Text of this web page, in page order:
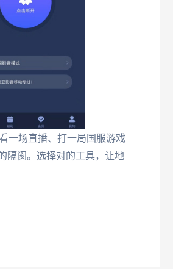
一场直播、打一局国服游戏
隔阂。选择对的工具，让地